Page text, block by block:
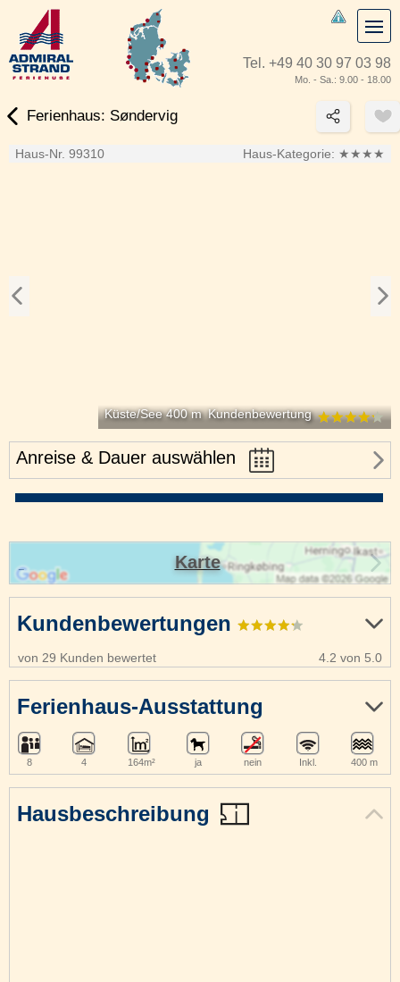
Tel. +49 40 30 97 03 98
Mo. - Sa.: 9.00 - 18.00
Ferienhaus: Søndervig
Haus-Nr. 99310 Haus-Kategorie: ★★★★
Küste/See 400 m Kundenbewertung
Anreise & Dauer auswählen
Hausbeschreibung
Kundenbewertungen
von 29 Kunden bewertet 4.2 von 5.0
Ferienhaus-Ausstattung
8 4 164m² ja nein Inkl. 400 m
Karte